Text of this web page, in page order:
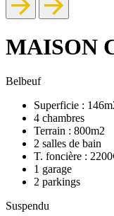
MAISON
Belbeuf
Superficie :
4 chambres
Terrain : 800m2
2 salles de bain
T. foncière :
1 garage
2 parkings
Suspendu